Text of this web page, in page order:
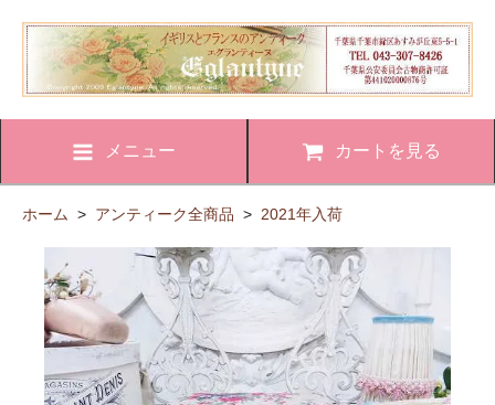
メニュー カートを見る
ホーム > アンティーク全商品 > 2021年入荷